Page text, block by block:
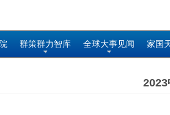
群策群力智库 全球大事见闻 家国